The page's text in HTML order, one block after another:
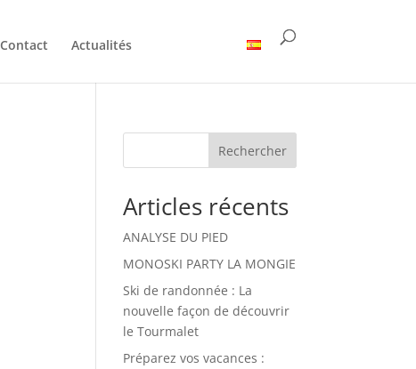
Contact Actualités
Rechercher
Articles récents
ANALYSE DU PIED
MONOSKI PARTY LA MONGIE
Ski de randonnée : La
nouvelle façon de découvrir
le Tourmalet
Préparez vos vacances :